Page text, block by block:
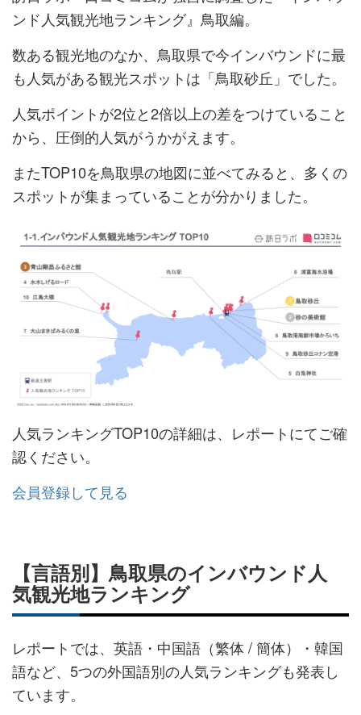
ンド人気観光地ランキング』鳥取編。
数ある観光地のなか、鳥取県で今インバウンドに最
も人気がある観光スポットは「鳥取砂丘」でした。
人気ポイントが2位と2倍以上の差をつけていること
から、圧倒的人気がうかがえます。
またTOP10を鳥取県の地図に並べてみると、多くの
スポットが集まっていることが分かりました。
人気ランキングTOP10の詳細は、レポートにてご確
認ください。
会員登録して見る
【言語別】鳥取県のインバウンド人
気観光地ランキング
レポートでは、英語・中国語（繁体 / 簡体） ・韓国
語など、5つの外国語別の人気ランキングも発表し
ています。